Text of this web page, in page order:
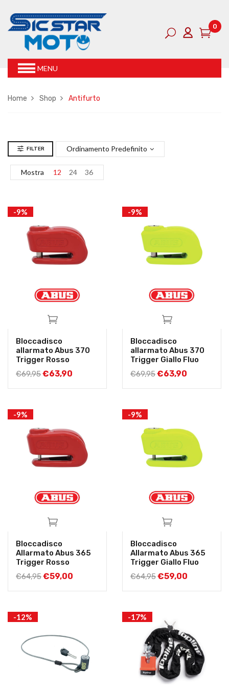
0
MENU
Home Shop Antifurto
FILTER Ordinamento Predefinito
Mostra 12 24 36
-9%
Bloccadisco
allarmato Abus 370
Trigger Rosso
€69,95€63,90
-9%
Bloccadisco
allarmato Abus 370
Trigger Giallo Fluo
€69,95€63,90
-9%
Bloccadisco
Allarmato Abus 365
Trigger Rosso
€64,95€59,00
-9%
Bloccadisco
Allarmato Abus 365
Trigger Giallo Fluo
€64,95€59,00
-12% -17%